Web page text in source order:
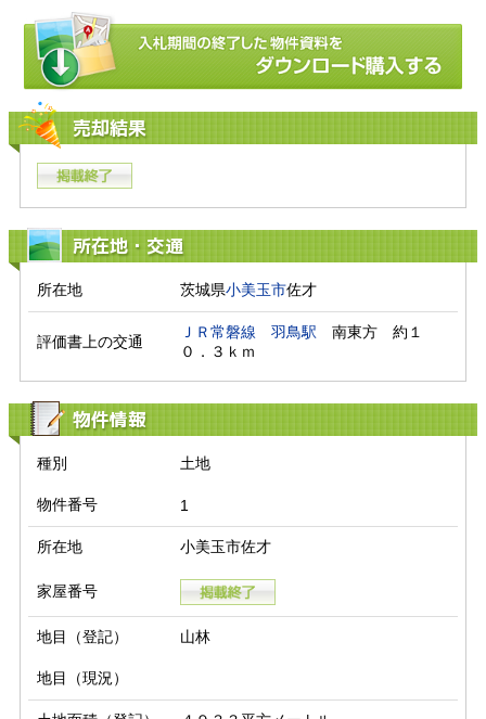
売却結果
所在地・交通
所在地 茨城県小美玉市佐才
評価書上の交通
ＪＲ常磐線 羽鳥駅 南東方　約１
０．３ｋｍ
物件情報
種別 土地
物件番号 1
所在地 小美玉市佐才
家屋番号
地目（登記） 山林
地目（現況）